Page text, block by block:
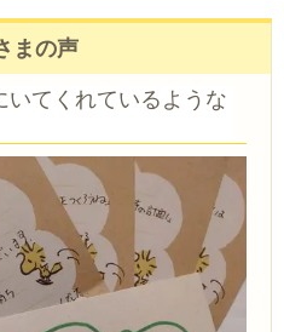
まの声
いてくれているような